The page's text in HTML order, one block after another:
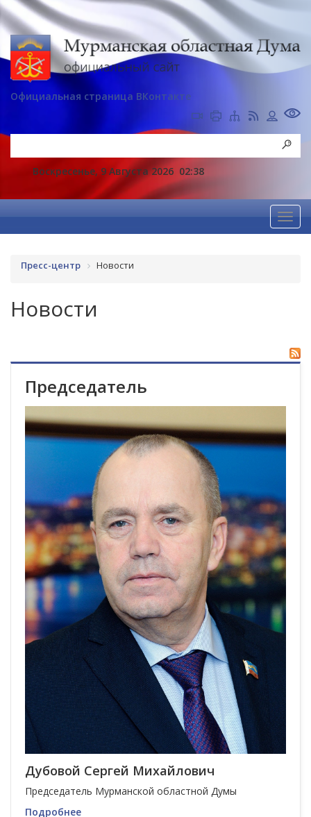
Официальная страница ВКонтакте
Воскресенье, 9 Августа 2026 02:38
Пресс-центр Новости
Новости
Председатель
Дубовой Сергей Михайлович
Председатель Мурманской областной Думы
Подробнее